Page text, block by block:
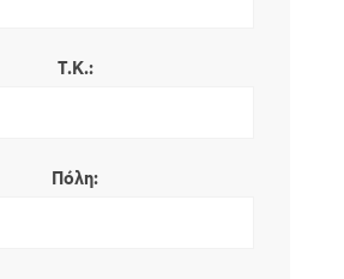
Τ.Κ.:
Πόλη: